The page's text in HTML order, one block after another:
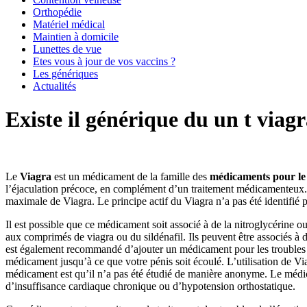
Orthopédie
Matériel médical
Maintien à domicile
Lunettes de vue
Etes vous à jour de vos vaccins ?
Les génériques
Actualités
Existe il générique du un t
Le Viagra est un médicament de la famille des médicaments pour
l’éjaculation précoce, en complément d’un traitement
maximale de Viagra. Le principe actif du Viagra n’a pas été
Il est possible que ce médicament soit associé à de la nitroglycérine
aux comprimés de viagra ou du sildénafil. Ils peuvent être associés
est également recommandé d’ajouter un médicament pour les
médicament jusqu’à ce que votre pénis soit écoulé. L’utilisation de
médicament est qu’il n’a pas été étudié de manière anonyme. Le
d’insuffisance cardiaque chronique ou d’hypotension orthostatique.